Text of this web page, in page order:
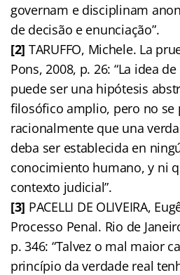
governam e disciplinam
de decisão e enunciação”.
[2] TARUFFO, Michele. La
Pons, 2008, p. 26: “La idea
puede ser una hipótesis
filosófico amplio, pero no se
racionalmente que una
deba ser establecida en
conocimiento humano, y ni
contexto judicial”.
[3] PACELLI DE OLIVEIRA,
Processo Penal. Rio de
p. 346: “Talvez o mal maior
princípio da verdade real